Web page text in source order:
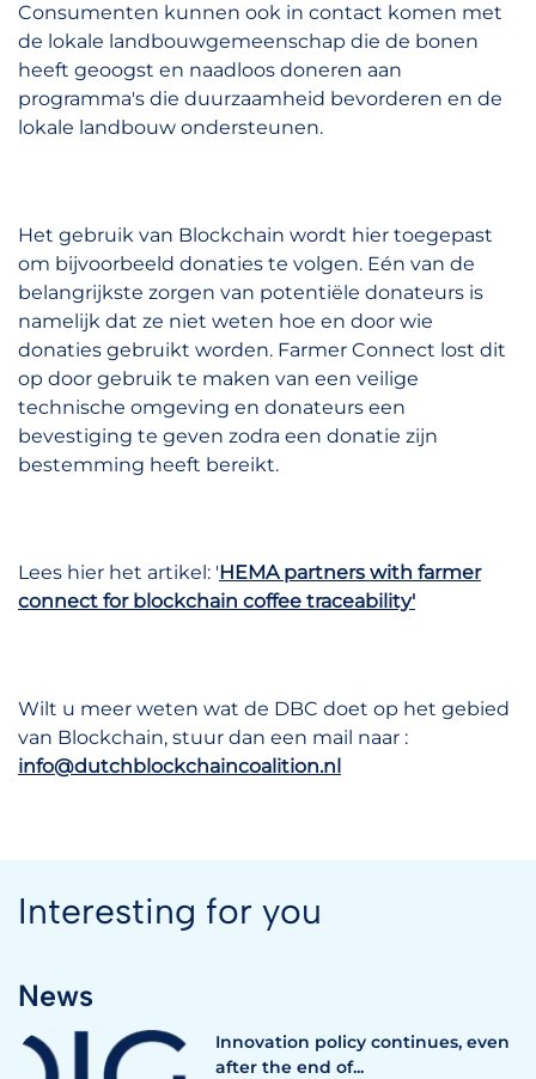
Consumenten kunnen ook in contact komen met
de lokale landbouwgemeenschap die de bonen
heeft geoogst en naadloos doneren aan
programma's die duurzaamheid bevorderen en de
lokale landbouw ondersteunen.
Het gebruik van Blockchain wordt hier toegepast
om bijvoorbeeld donaties te volgen. Eén van de
belangrijkste zorgen van potentiële donateurs is
namelijk dat ze niet weten hoe en door wie
donaties gebruikt worden. Farmer Connect lost dit
op door gebruik te maken van een veilige
technische omgeving en donateurs een
bevestiging te geven zodra een donatie zijn
bestemming heeft bereikt.
Lees hier het artikel: 'HEMA partners with farmer
connect for blockchain coffee traceability'
Wilt u meer weten wat de DBC doet op het gebied
van Blockchain, stuur dan een mail naar :
info@dutchblockchaincoalition.nl
Interesting for you
News
Innovation policy continues, even
after the end of...